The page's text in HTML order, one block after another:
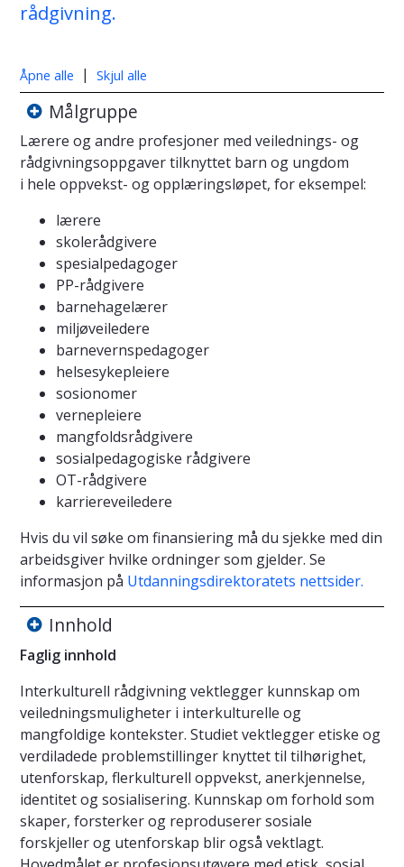
rådgivning.
Åpne alle | Skjul alle
Målgruppe
Lærere og andre profesjoner med veilednings- og
rådgivningsoppgaver tilknyttet barn og ungdom
i hele oppvekst- og opplæringsløpet, for eksempel:
lærere
skolerådgivere
spesialpedagoger
PP-rådgivere
barnehagelærer
miljøveiledere
barnevernspedagoger
helsesykepleiere
sosionomer
vernepleiere
mangfoldsrådgivere
sosialpedagogiske rådgivere
OT-rådgivere
karriereveiledere
Hvis du vil søke om finansiering må du sjekke med din
arbeidsgiver hvilke ordninger som gjelder. Se
informasjon på Utdanningsdirektoratets nettsider.
Innhold
Faglig innhold
Interkulturell rådgivning vektlegger kunnskap om
veiledningsmuligheter i interkulturelle og
mangfoldige kontekster. Studiet vektlegger etiske og
verdiladede problemstillinger knyttet til tilhørighet,
utenforskap, flerkulturell oppvekst, anerkjennelse,
identitet og sosialisering. Kunnskap om forhold som
skaper, forsterker og reproduserer sosiale
forskjeller og utenforskap blir også vektlagt.